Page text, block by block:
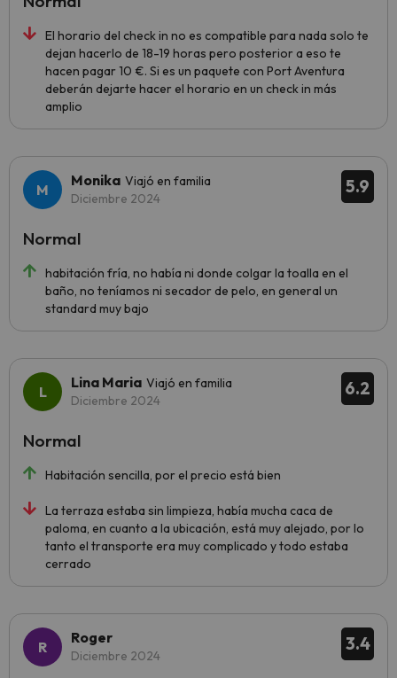
El horario del check in no es compatible para nada solo te
dejan hacerlo de 18-19 horas pero posterior a eso te
hacen pagar 10 €. Si es un paquete con Port Aventura
deberán dejarte hacer el horario en un check in más
amplio
5.9
Monika Viajó en familia
Diciembre 2024
habitación fría, no había ni donde colgar la toalla en el
baño, no teníamos ni secador de pelo, en general un
standard muy bajo
Normal
6.2
Lina Maria Viajó en familia
Diciembre 2024
Habitación sencilla, por el precio está bien
La terraza estaba sin limpieza, había mucha caca de
paloma, en cuanto a la ubicación, está muy alejado, por lo
tanto el transporte era muy complicado y todo estaba
cerrado
Normal
3.4
Roger
Diciembre 2024